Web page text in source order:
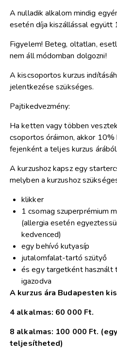
A nulladik alkalom mindig
esetén díja kiszállással együtt
Figyelem! Beteg, oltatlan,
nem áll módomban dolgozni!
A kiscsoportos kurzus
jelentkezése szükséges.
Pajtikedvezmény:
Ha ketten vagy többen
csoportos óráimon, akkor
fejenként a teljes kurzus árából.
A kurzushoz kapsz egy
melyben a kurzushoz
klikker
1 csomag szuperprémium
(allergia esetén
kedvenced)
egy behívó kutyasíp
jutalomfalat-tartó szütyő
és egy targetként használt
igazodva
A kurzus ára Budapesten
4 alkalmas: 60 000 Ft.
8 alkalmas: 100 000 Ft.
teljesítheted)